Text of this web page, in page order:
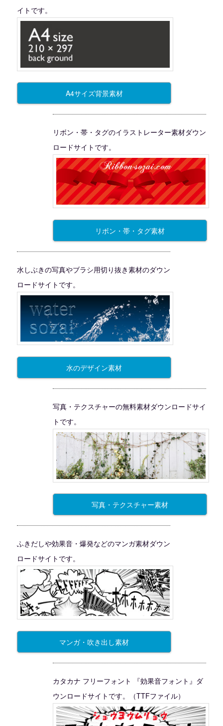
イトです。
A4サイズ背景素材
リボン・帯・タグのイラストレーター素材ダウン
ロードサイトです。
リボン・帯・タグ素材
水しぶきの写真やブラシ用切り抜き素材のダウン
ロードサイトです。
水のデザイン素材
写真・テクスチャーの無料素材ダウンロードサイ
トです。
写真・テクスチャー素材
ふきだしや効果音・爆発などのマンガ素材ダウン
ロードサイトです。
マンガ・吹き出し素材
カタカナ フリーフォント 『効果音フォント』ダ
ウンロードサイトです。（TTFファイル）